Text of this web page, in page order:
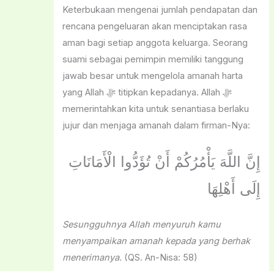
Keterbukaan mengenai jumlah pendapatan dan
rencana pengeluaran akan menciptakan rasa
aman bagi setiap anggota keluarga. Seorang
suami sebagai pemimpin memiliki tanggung
jawab besar untuk mengelola amanah harta
yang Allah ﷻ titipkan kepadanya. Allah ﷻ
memerintahkan kita untuk senantiasa berlaku
jujur dan menjaga amanah dalam firman-Nya:
إِنَّ اللَّهَ يَأْمُرُكُمْ أَنْ تُؤَدُّوا الْأَمَانَاتِ
إِلَى أَهْلِهَا
Sesungguhnya Allah menyuruh kamu
menyampaikan amanah kepada yang berhak
menerimanya. (QS. An-Nisa: 58)